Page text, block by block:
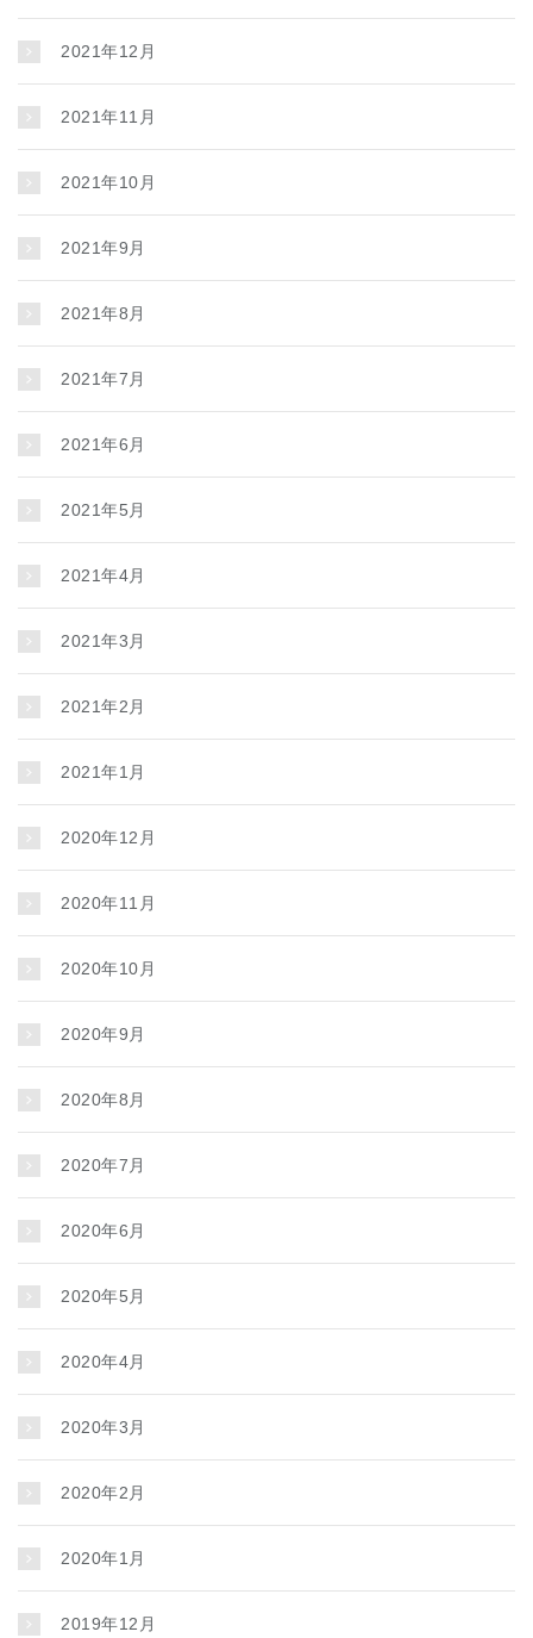
2021年12月
2021年11月
2021年10月
2021年9月
2021年8月
2021年7月
2021年6月
2021年5月
2021年4月
2021年3月
2021年2月
2021年1月
2020年12月
2020年11月
2020年10月
2020年9月
2020年8月
2020年7月
2020年6月
2020年5月
2020年4月
2020年3月
2020年2月
2020年1月
2019年12月